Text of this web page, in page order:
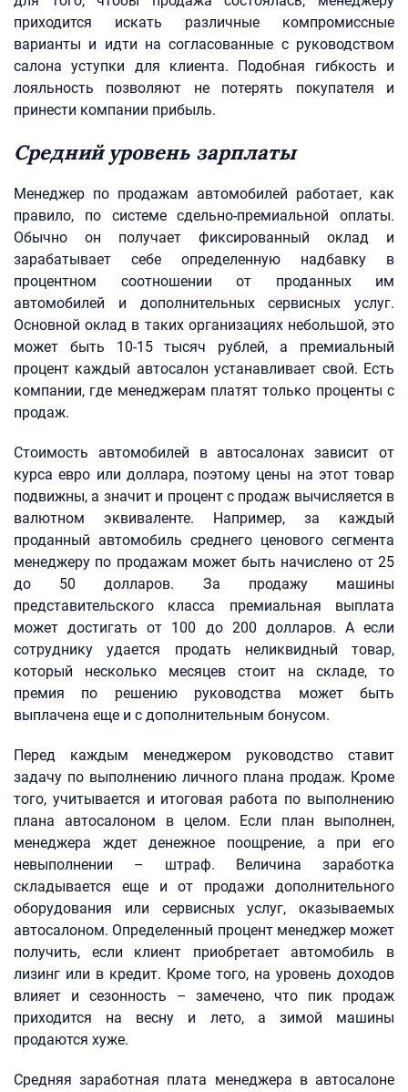
приходится искать различные компромиссные
варианты и идти на согласованные с руководством
салона уступки для клиента. Подобная гибкость и
лояльность позволяют не потерять покупателя и
принести компании прибыль.
Средний уровень зарплаты
Менеджер по продажам автомобилей работает, как
правило, по системе сдельно-премиальной оплаты.
Обычно он получает фиксированный оклад и
зарабатывает себе определенную надбавку в
процентном соотношении от проданных им
автомобилей и дополнительных сервисных услуг.
Основной оклад в таких организациях небольшой, это
может быть 10-15 тысяч рублей, а премиальный
процент каждый автосалон устанавливает свой. Есть
компании, где менеджерам платят только проценты с
продаж.
Стоимость автомобилей в автосалонах зависит от
курса евро или доллара, поэтому цены на этот товар
подвижны, а значит и процент с продаж вычисляется в
валютном эквиваленте. Например, за каждый
проданный автомобиль среднего ценового сегмента
менеджеру по продажам может быть начислено от 25
до 50 долларов. За продажу машины
представительского класса премиальная выплата
может достигать от 100 до 200 долларов. А если
сотруднику удается продать неликвидный товар,
который несколько месяцев стоит на складе, то
премия по решению руководства может быть
выплачена еще и с дополнительным бонусом.
Перед каждым менеджером руководство ставит
задачу по выполнению личного плана продаж. Кроме
того, учитывается и итоговая работа по выполнению
плана автосалоном в целом. Если план выполнен,
менеджера ждет денежное поощрение, а при его
невыполнении – штраф. Величина заработка
складывается еще и от продажи дополнительного
оборудования или сервисных услуг, оказываемых
автосалоном. Определенный процент менеджер может
получить, если клиент приобретает автомобиль в
лизинг или в кредит. Кроме того, на уровень доходов
влияет и сезонность – замечено, что пик продаж
приходится на весну и лето, а зимой машины
продаются хуже.
Средняя заработная плата менеджера в автосалоне